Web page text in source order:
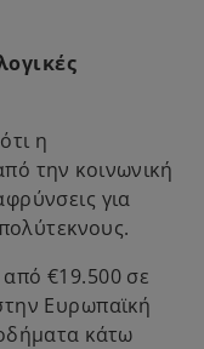
η
την κοινωνική
για
€19.500 σε
Ευρωπαϊκή
κάτω